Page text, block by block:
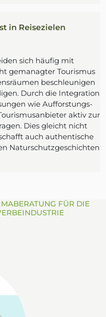
in Reisezielen
sich häufig mit
gemanagter Tourismus
beschleunigen
Durch die Integration
wie Aufforstungs-
aktiv zur
Dies gleicht nicht
auch authentische
Naturschutzgeschichten
FÜR DIE